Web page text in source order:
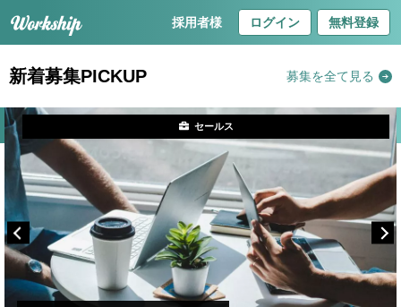
採用者様 ログイン 無料登録
新着募集PICKUP 募集を全て見る
セールス